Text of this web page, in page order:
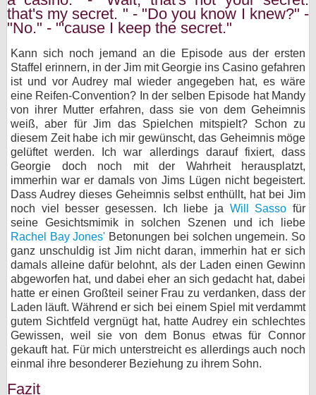
that's my secret. " - "Do you know I knew?" -
"No." - "'cause I keep the secret."
Kann sich noch jemand an die Episode aus der ersten
Staffel erinnern, in der Jim mit Georgie ins Casino gefahren
ist und vor Audrey mal wieder angegeben hat, es wäre
eine Reifen-Convention? In der selben Episode hat Mandy
von ihrer Mutter erfahren, dass sie von dem Geheimnis
weiß, aber für Jim das Spielchen mitspielt? Schon zu
diesem Zeit habe ich mir gewünscht, das Geheimnis möge
gelüftet werden. Ich war allerdings darauf fixiert, dass
Georgie doch noch mit der Wahrheit herausplatzt,
immerhin war er damals von Jims Lügen nicht begeistert.
Dass Audrey dieses Geheimnis selbst enthüllt, hat bei Jim
noch viel besser gesessen. Ich liebe ja Will Sasso für
seine Gesichtsmimik in solchen Szenen und ich liebe
Rachel Bay Jones' Betonungen bei solchen ungemein. So
ganz unschuldig ist Jim nicht daran, immerhin hat er sich
damals alleine dafür belohnt, als der Laden einen Gewinn
abgeworfen hat, und dabei eher an sich gedacht hat, dabei
hatte er einen Großteil seiner Frau zu verdanken, dass der
Laden läuft. Während er sich bei einem Spiel mit verdammt
gutem Sichtfeld vergnügt hat, hatte Audrey ein schlechtes
Gewissen, weil sie von dem Bonus etwas für Connor
gekauft hat. Für mich unterstreicht es allerdings auch noch
einmal ihre besonderer Beziehung zu ihrem Sohn.
Fazit